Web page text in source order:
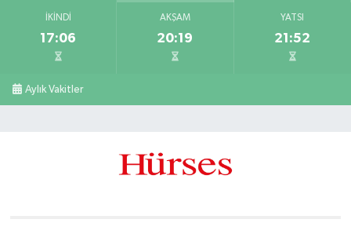
İKINDI
17:06
AKŞAM
20:19
YATSI
21:52
Aylık Vakitler